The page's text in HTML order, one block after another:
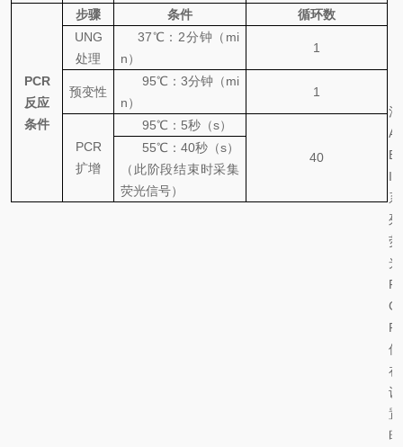
PCR
反应
条件
步骤 条件
循环数
UNG
处理
37℃ ： 2分钟（ mi
n）
1
预变性
95℃ ： 3分钟（mi
n）
1
PCR
扩增
95℃ ： 5秒（s）
40
55℃ ： 40秒（s）
（此阶段结束时采集
荧光信号）
A
B
I
系
列
荧
光
P
C
R
仪
在
设
置
时